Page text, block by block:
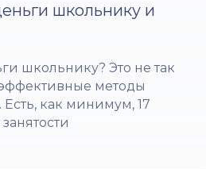
школьнику и
школьнику? Это не так
методы
как минимум, 17